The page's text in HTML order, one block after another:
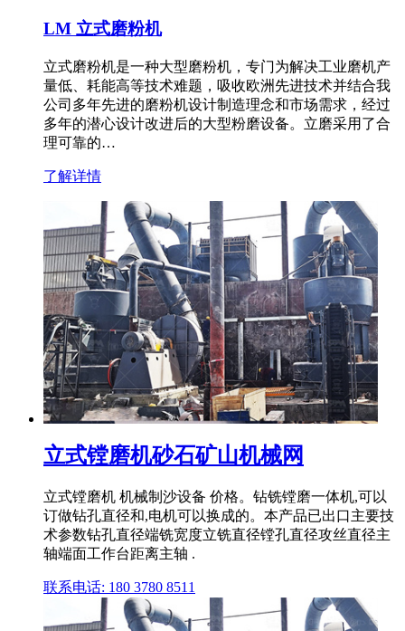
LM 立式磨粉机
立式磨粉机是一种大型磨粉机，专门为解决工业磨机产
量低、耗能高等技术难题，吸收欧洲先进技术并结合我
公司多年先进的磨粉机设计制造理念和市场需求，经过
多年的潜心设计改进后的大型粉磨设备。立磨采用了合
理可靠的…
了解详情
立式镗磨机砂石矿山机械网
立式镗磨机 机械制沙设备 价格。钻铣镗磨一体机,可以
订做钻孔直径和,电机可以换成的。本产品已出口主要技
术参数钻孔直径端铣宽度立铣直径镗孔直径攻丝直径主
轴端面工作台距离主轴 .
联系电话: 180 3780 8511